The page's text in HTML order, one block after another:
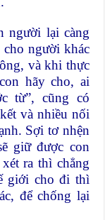
người lại càng
người khác
và khi thực
hãy cho, ai
từ”, cũng có
và nhiều nối
Sợi tơ nhện
giữ được con
ra thì chẳng
giới cho đi thì
để chống lại